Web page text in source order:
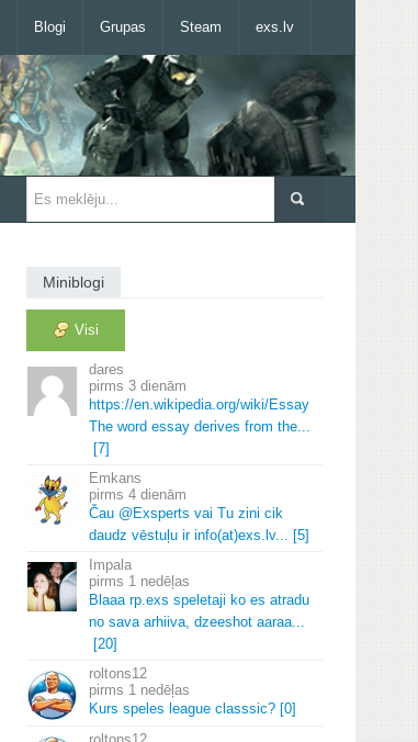
Blogi Grupas Steam exs.lv
Miniblogi
Visi
dares
3 dienām
https://en.wikipedia.org/wiki/Essay
The word essay derives from the...
[7]
Emkans
4 dienām
Čau @Exsperts vai Tu zini cik
daudz vēstuļu ir info(at)exs. lv... [5]
Impala
1 nedēļas
Blaaa rp.exs speletaji ko es atradu
no sava arhiiva, dzeeshot aaraa...
[20]
roltons12
1 nedēļas
Kurs speles league classsic? [0]